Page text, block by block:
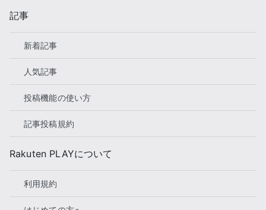
記事
新着記事
人気記事
投稿機能の使い方
記事投稿規約
Rakuten PLAYについて
利用規約